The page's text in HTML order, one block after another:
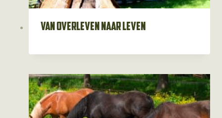
Van overleven naar leven